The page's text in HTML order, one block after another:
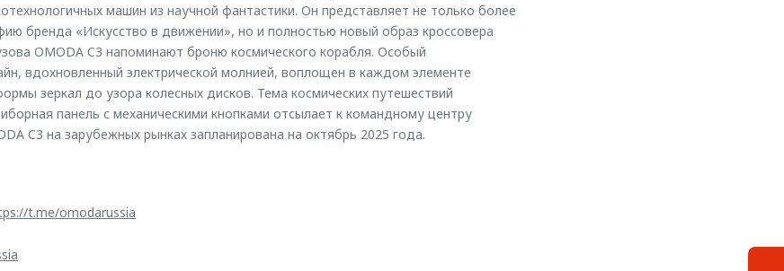
машин из научной фантастики. Он представляет не только более
бренда «Искусство в движении», но и полностью новый образ кроссовера
OMODA C3 напоминают броню космического корабля. Особый
вдохновленный электрической молнией, воплощен в каждом элементе
зеркал до узора колесных дисков. Тема космических путешествий
панель с механическими кнопками отсылает к командному центру
C3 на зарубежных рынках запланирована на октябрь 2025 года.
t.me/omodarussia